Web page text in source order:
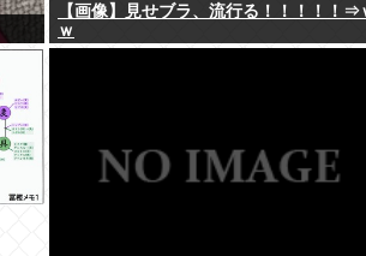
【画像】見せブラ、流行る！！！！！⇒
ｗ